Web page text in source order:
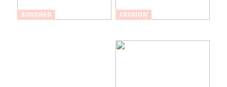
SUNDHED FASHION